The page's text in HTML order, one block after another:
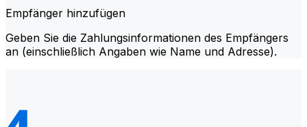
Empfänger hinzufügen
Geben Sie die Zahlungsinformationen des Empfängers
an (einschließlich Angaben wie Name und Adresse).